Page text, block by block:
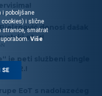
donosi dašak
eter!
je peti službeni single
2.!
EoT s nadolazećeg
i poboljšane
i slične
stranice, smatrat
Više
SE